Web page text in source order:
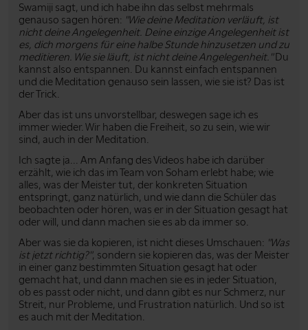
Swamiji sagt, und ich habe ihn das selbst mehrmals
genauso sagen hören: "Wie deine Meditation verläuft, ist
nicht deine Angelegenheit. Deine einzige Angelegenheit ist
es, dich morgens für eine halbe Stunde hinzusetzen und zu
meditieren. Wie sie läuft, ist nicht deine Angelegenheit."Du
kannst also entspannen. Du kannst einfach entspannen
und die Meditation genauso sein lassen, wie sie ist? Das ist
der Trick.
Aber das ist uns unvorstellbar, deswegen sage ich es
immer wieder. Wir haben die Freiheit, so zu sein, wie wir
sind, auch in der Meditation.
Ich sagte ja... Am Anfang des Videos habe ich darüber
erzählt, wie ich das im Team von Soham erlebt habe; wie
alles, was der Meister tut, der konkreten Situation
entspringt, ganz natürlich, und wie dann die Schüler das
beobachten oder hören, was er in der Situation gesagt hat
oder will, und dann machen sie es ab da immer so.
Aber was sie da kopieren, ist nicht dieses Umschauen: "Was
ist jetzt richtig?", sondern sie kopieren das, was der Meister
in einer ganz bestimmten Situation gesagt hat oder
gemacht hat, und dann machen sie es in jeder Situation,
ob es passt oder nicht, und dann gibt es nur Schmerz, nur
Streit, nur Probleme, und Frustration natürlich. Und so ist
es auch mit der Meditation.